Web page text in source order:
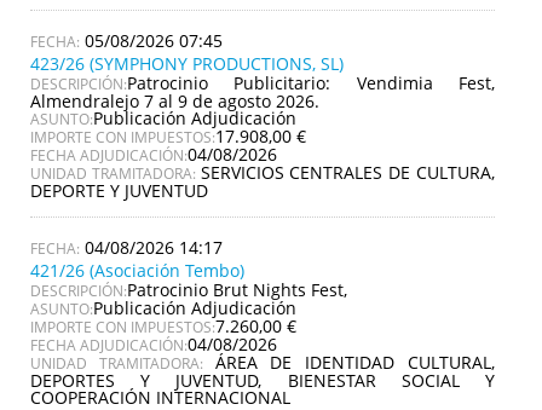
05/08/2026 07:45
423/26 (SYMPHONY PRODUCTIONS, SL)
DESCRIPCIÓN:Patrocinio Publicitario: Vendimia Fest,
Almendralejo 7 al 9 de agosto 2026.
ASUNTO:Publicación Adjudicación
IMPORTE CON IMPUESTOS:17.908,00 €
FECHA ADJUDICACIÓN:04/08/2026
UNIDAD TRAMITADORA: SERVICIOS CENTRALES DE CULTURA,
DEPORTE Y JUVENTUD
04/08/2026 14:17
421/26 (Asociación Tembo)
DESCRIPCIÓN:Patrocinio Brut Nights Fest,
ASUNTO:Publicación Adjudicación
IMPORTE CON IMPUESTOS:7.260,00 €
FECHA ADJUDICACIÓN:04/08/2026
UNIDAD TRAMITADORA: ÁREA DE IDENTIDAD CULTURAL,
DEPORTES Y JUVENTUD, BIENESTAR SOCIAL Y
COOPERACIÓN INTERNACIONAL